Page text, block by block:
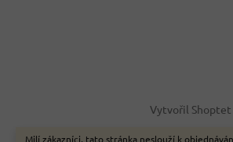
Milí zákazníci, tato stránka neslouží k
Vytvořil Shoptet